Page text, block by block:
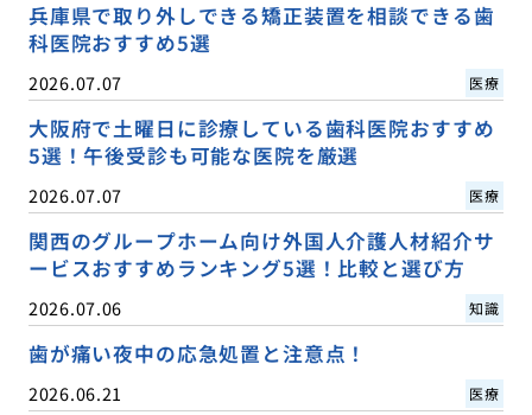
兵庫県で取り外しできる矯正装置を相談できる歯
科医院おすすめ5選
2026.07.07 医療
大阪府で土曜日に診療している歯科医院おすすめ
5選！午後受診も可能な医院を厳選
2026.07.07 医療
関西のグループホーム向け外国人介護人材紹介サ
ービスおすすめランキング5選！比較と選び方
2026.07.06 知識
歯が痛い夜中の応急処置と注意点！
2026.06.21 医療